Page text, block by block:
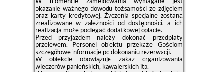
okazanie ważnego dowodu tożsamości ze zdjęciem
oraz karty kredytowej. Życzenia specjalne zostaną
zrealizowane w zależności od dostępności, a ich
realizacja może podlegać dodatkowej opłacie.
Przed przyjazdem należy dokonać przedpłaty
przelewem. Personel obiektu przekaże Gościom
szczegółowe informacje po dokonaniu rezerwacji.
W obiekcie obowiązuje zakaz organizowania
wieczorów panieńskich, kawalerskich itp.